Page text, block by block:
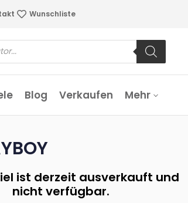
Wunschliste
Blog Verkaufen Mehr
ist derzeit ausverkauft und
nicht verfügbar.